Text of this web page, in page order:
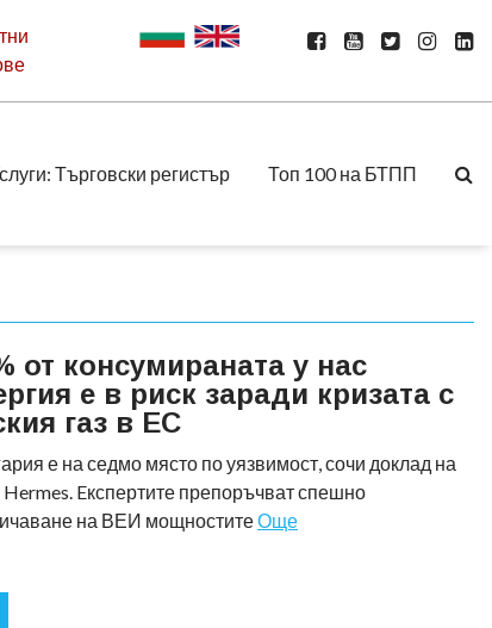
Търговски регистър Топ 100 на БТПП
от консумираната у нас
е в риск заради кризата с
газ в ЕС
е на седмо място по уязвимост, сочи доклад на
Hermes. Eкспертите препоръчват спешно
на ВЕИ мощноститеОще